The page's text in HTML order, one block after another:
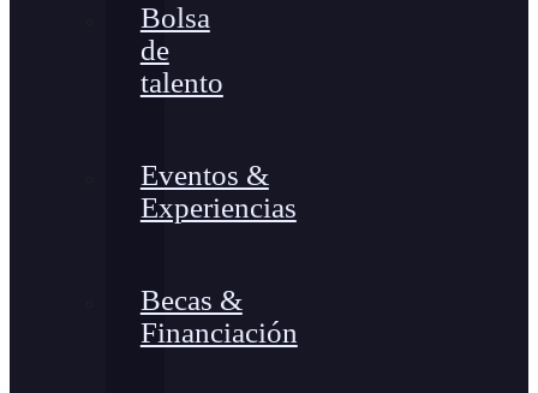
Bolsa
de
talento
Eventos &
Experiencias
Becas &
Financiación